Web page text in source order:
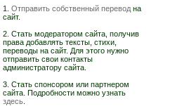
1. Отправить собственный перевод на
сайт.
2. Стать модератором сайта, получив
права добавлять тексты, стихи,
переводы на сайт. Для этого нужно
отправить свои контакты
администратору сайта.
3. Стать спонсором или партнером
сайта. Подробности можно узнать
здесь